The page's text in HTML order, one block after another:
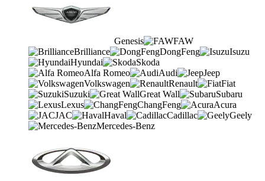
Genesis
FAW
Brilliance
DongFeng
Isuzu
Hyundai
Skoda
Alfa Romeo
Audi
Jeep
Volkswagen
Renault
Fiat
Suzuki
Great Wall
Subaru
Lexus
ChangFeng
Acura
JAC
Haval Cadillac
Geely
Mercedes-Benz